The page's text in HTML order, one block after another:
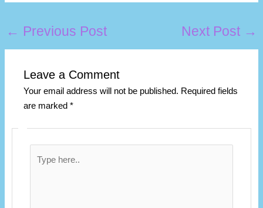
← Previous Post Next Post →
Leave a Comment
Your email address will not be published. Required fields
are marked*
here..